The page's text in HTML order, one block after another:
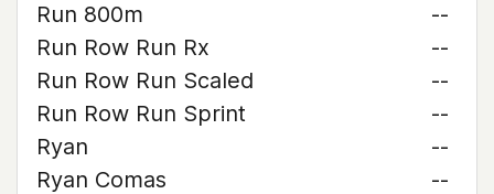
Run 800m
--
Run Row Run Rx
--
Run Row Run Scaled
--
Run Row Run Sprint
--
Ryan
--
Ryan Comas
--